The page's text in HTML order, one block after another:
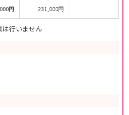
円 231,000円
は行いません